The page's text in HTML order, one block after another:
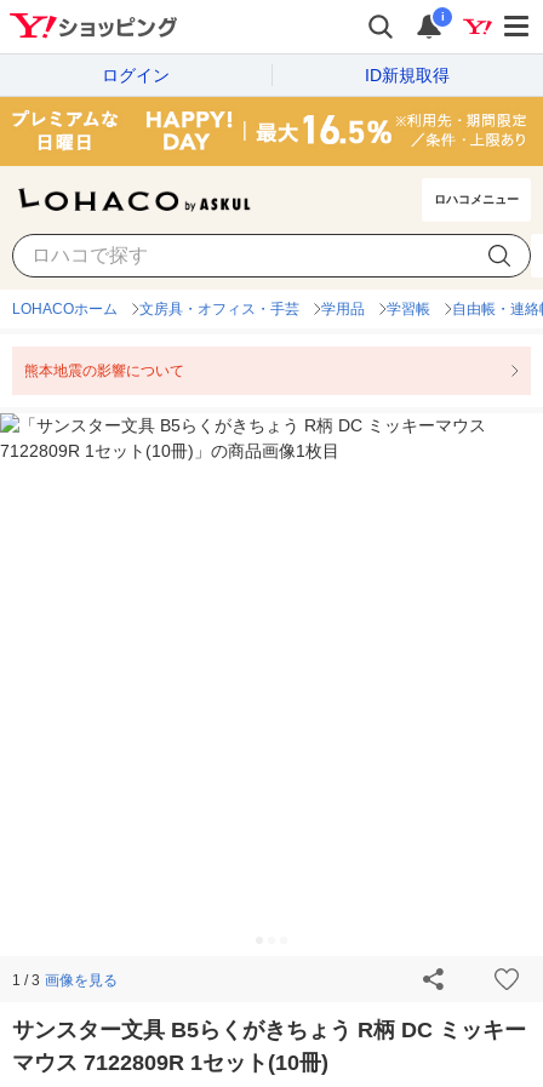
i
ログイン ID新規取得
ロハコメニュー
LOHACOホーム 文房具・オフィス・手芸 学用品 学習帳 自由帳・連絡
熊本地震の影響について
1 / 3 画像を見る
サンスター文具 B5らくがきちょう R柄 DC ミッキー
マウス 7122809R 1セット(10冊)